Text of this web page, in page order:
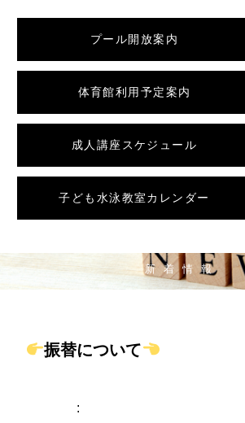
プール開放案内
体育館利用予定案内
成人講座スケジュール
子ども水泳教室カレンダー
/home/wordstock/numasupo.com/
: Attempt to read property "slug"
/home/wordstock/numasupo.com/
content/themes/numaspo/single.php
新着情報
振替について
: